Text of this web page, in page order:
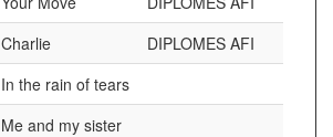
Charlie
DIPLOMES AFI
In the rain of tears
Me and my sister